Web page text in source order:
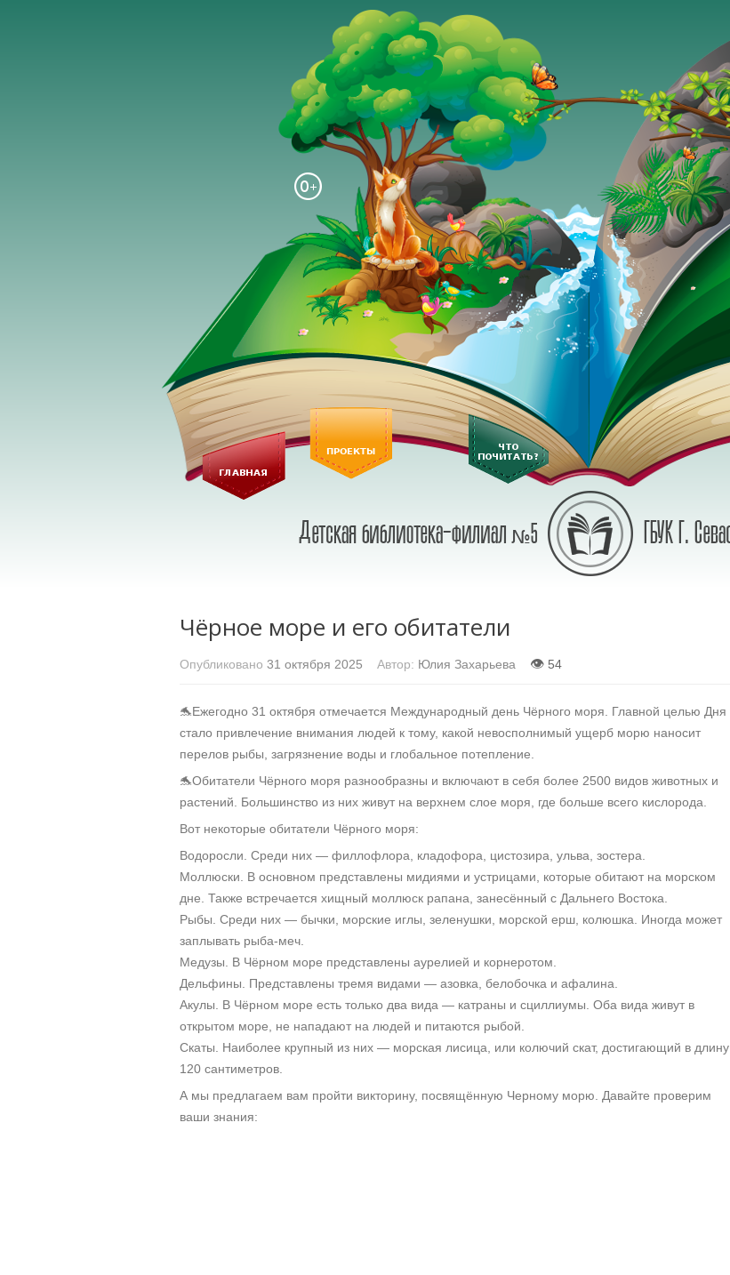
Чёрное море и его обитатели
Опубликовано 31 октября 2025 Автор: Юлия Захарьева 👁 54
🐬Ежегодно 31 октября отмечается Международный день Чёрного моря. Главной целью Дня
стало привлечение внимания людей к тому, какой невосполнимый ущерб морю наносит
перелов рыбы, загрязнение воды и глобальное потепление.
🐬Обитатели Чёрного моря разнообразны и включают в себя более 2500 видов животных и
растений. Большинство из них живут на верхнем слое моря, где больше всего кислорода.
Вот некоторые обитатели Чёрного моря:
Водоросли. Среди них — филлофлора, кладофора, цистозира, ульва, зостера.
Моллюски. В основном представлены мидиями и устрицами, которые обитают на морском
дне. Также встречается хищный моллюск рапана, занесённый с Дальнего Востока.
Рыбы. Среди них — бычки, морские иглы, зеленушки, морской ерш, колюшка. Иногда может
заплывать рыба-меч.
Медузы. В Чёрном море представлены аурелией и корнеротом.
Дельфины. Представлены тремя видами — азовка, белобочка и афалина.
Акулы. В Чёрном море есть только два вида — катраны и сциллиумы. Оба вида живут в
открытом море, не нападают на людей и питаются рыбой.
Скаты. Наиболее крупный из них — морская лисица, или колючий скат, достигающий в длину
120 сантиметров.
А мы предлагаем вам пройти викторину, посвящённую Черному морю. Давайте проверим
ваши знания: